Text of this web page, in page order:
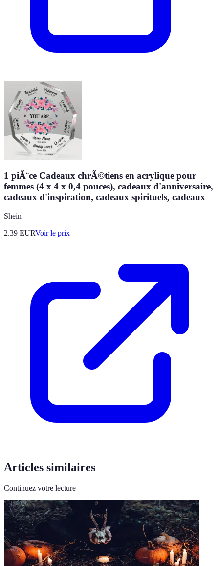
1 piÃ¨ce Cadeaux chrÃ©tiens en acrylique pour
femmes (4 x 4 x 0,4 pouces), cadeaux d'anniversaire,
cadeaux d'inspiration, cadeaux spirituels, cadeaux
Shein
2.39 EURVoir le prix
Articles similaires
Continuez votre lecture